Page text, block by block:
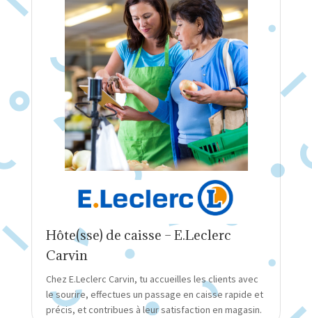
Hôte(sse) de caisse – E.Leclerc
Carvin
Chez E.Leclerc Carvin, tu accueilles les clients avec
le sourire, effectues un passage en caisse rapide et
précis, et contribues à leur satisfaction en magasin.